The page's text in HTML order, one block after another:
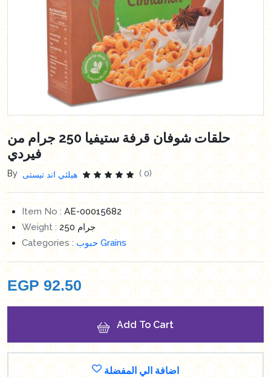
حلقات شوفان قرفة ستيفيا 250 جرام من
فيردي
By هيلثي اند تيستى ( 0)
Item No : AE-00015682
Weight :
250 جرام
Categories :
حبوب Grains
EGP 92.50
Add To Cart
اضافة الي المفضلة